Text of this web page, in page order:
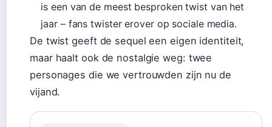
is een van de meest besproken twist van het
jaar – fans twister erover op sociale media.
De twist geeft de sequel een eigen identiteit,
maar haalt ook de nostalgie weg: twee
personages die we vertrouwden zijn nu de
vijand.